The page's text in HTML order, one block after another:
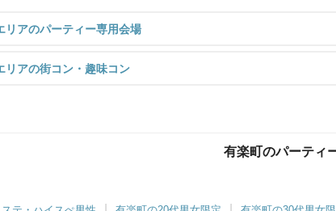
リアのパーティー専用会場
クワクをご提供♪
リアの街コン・趣味コン
有楽町のパーティ